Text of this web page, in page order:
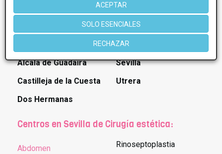
ACEPTAR
SOLO ESENCIALES
RECHAZAR
Poblaciones en Sevilla:
Alcala de Guadaira
Castilleja de la Cuesta
Dos Hermanas
Mairena del Aljarafe
Sevilla
Utrera
Centros en Sevilla de Cirugía estética:
Abdomen
Rinoseptoplastia